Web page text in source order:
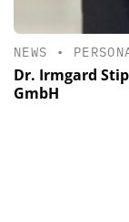
NEWS •
Dr. Irmgard
GmbH